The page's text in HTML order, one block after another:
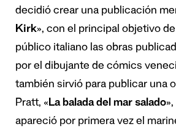
decidió crear una publicación
Kirk», con el principal objetivo
público italiano las obras
por el dibujante de cómics
también sirvió para publicar una
Pratt, «La balada del mar salado
apareció por primera vez el